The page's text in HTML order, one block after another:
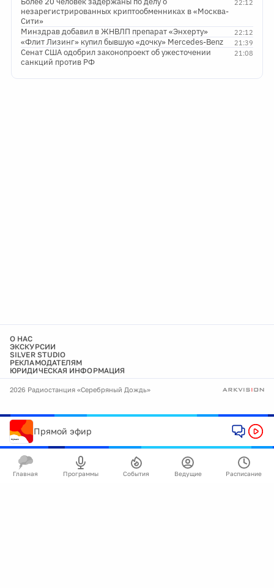
22:12
незарегистрированных криптообменниках в «Москва-
Сити»
22:12
Минздрав добавил в ЖНВЛП препарат «Энхерту»
21:39
«Флит Лизинг» купил бывшую «дочку» Mercedes-Benz
21:08
Сенат США одобрил законопроект об ужесточении
санкций против РФ
О НАС
ЭКСКУРСИИ
SILVER STUDIO
РЕКЛАМОДАТЕЛЯМ
ЮРИДИЧЕСКАЯ ИНФОРМАЦИЯ
2026 Радиостанция «Серебряный Дождь»
Прямой эфир
Главная Программы События Ведущие Расписание